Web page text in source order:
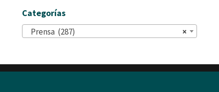
Categorías
×
Prensa (287)